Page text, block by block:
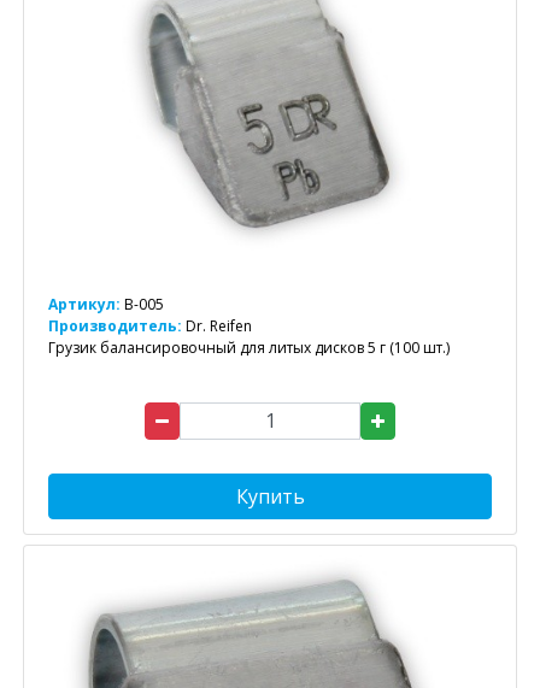
Артикул: B-005
Производитель: Dr. Reifen
Грузик балансировочный для литых дисков 5 г (100 шт.)
Купить